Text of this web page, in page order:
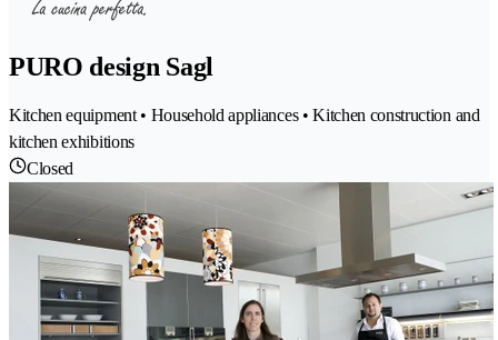
PURO design Sagl
Kitchen equipment • Household appliances • Kitchen construction and
kitchen exhibitions
Closed